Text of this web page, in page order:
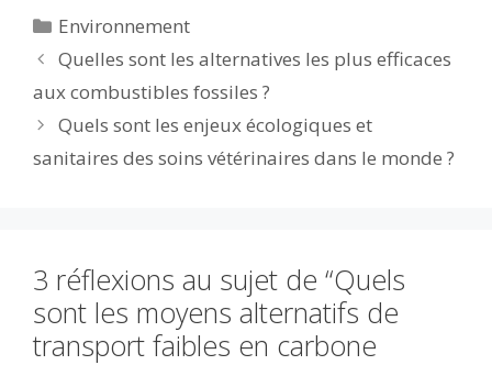
b
o
o
k
er l
t r dI
n
A
p
er
Catégories
Environnement
Quelles sont les alternatives les plus efficaces
aux combustibles fossiles ?
Quels sont les enjeux écologiques et
sanitaires des soins vétérinaires dans le monde ?
3 réflexions au sujet de “Quels
sont les moyens alternatifs de
transport faibles en carbone